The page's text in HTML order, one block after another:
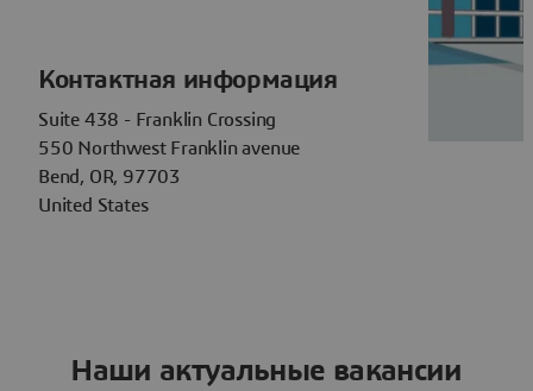
Контактная информация
Suite 438 - Franklin Crossing
550 Northwest Franklin avenue
Bend, OR, 97703
United States
Наши актуальные вакансии